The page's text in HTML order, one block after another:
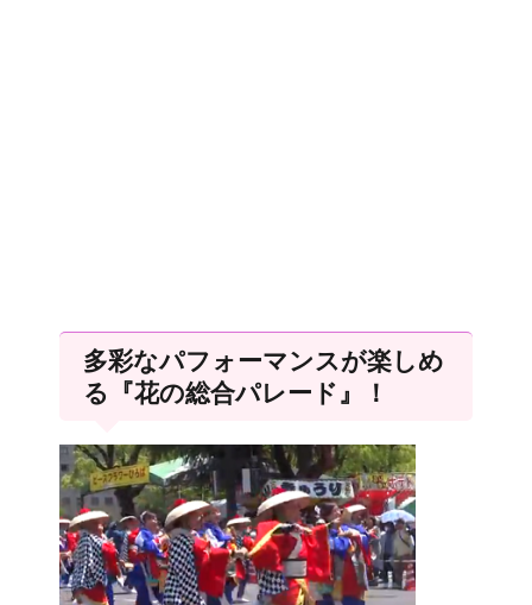
多彩なパフォーマンスが楽しめ
る『花の総合パレード』！